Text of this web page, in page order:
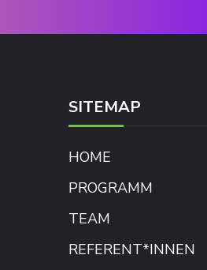
SITEMAP
HOME
PROGRAMM
TEAM
REFERENT*INNEN